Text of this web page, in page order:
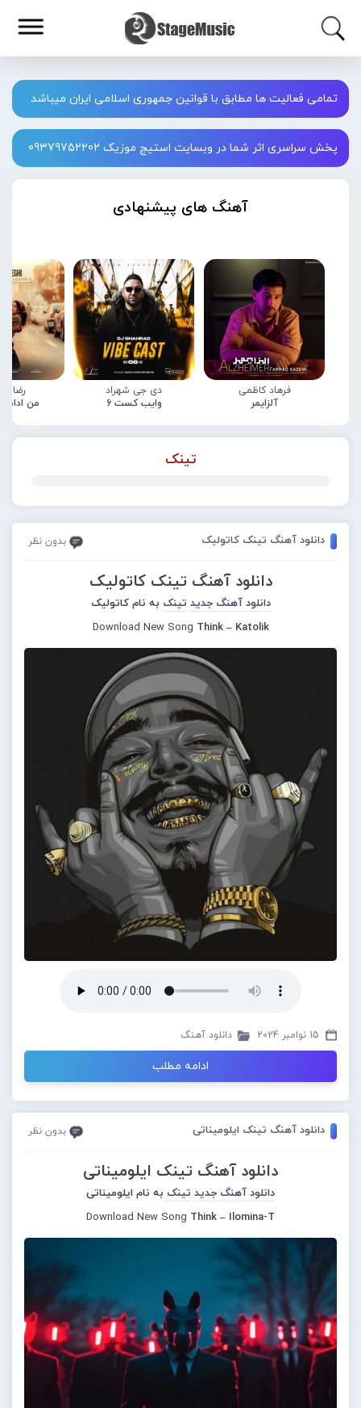
تمامی فعالیت ها مطابق با قوانین جمهوری اسلامی ایران میباشد
پخش سراسری اثر شما در وبسایت استیج موزیک 09379752202
آهنگ های پیشنهادی
فرهاد کاظمی
آلزایمر
دی جی شهراد
وایب کست 6
رضا
من
تینک
دانلود آهنگ تینک کاتولیک بدون نظر
دانلود آهنگ تینک کاتولیک
دانلود آهنگ جدید تینک به نام کاتولیک
Download New Song Think – Katolik
15 نوامبر 2024 دانلود آهنگ
ادامه مطلب
دانلود آهنگ تینک ایلومیناتی بدون نظر
دانلود آهنگ تینک ایلومیناتی
دانلود آهنگ جدید تینک به نام ایلومیناتی
Download New Song Think – Ilomina-T